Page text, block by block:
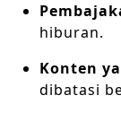
hiburan.
Konten
dibatasi